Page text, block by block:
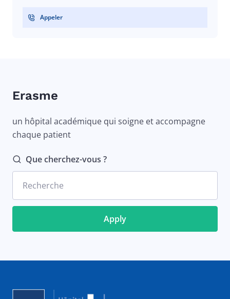
Appeler
Erasme
un hôpital académique qui soigne et accompagne
chaque patient
Que cherchez-vous ?
Recherche